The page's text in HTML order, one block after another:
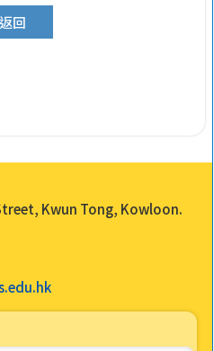
返回
Kwun Tong, Kowloon.